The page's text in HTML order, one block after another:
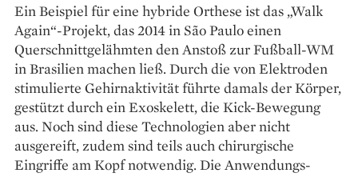
Ein Beispiel für eine hybride Orthese ist das „Walk
Again“-­Projekt, das 2014 in São Paulo einen
Querschnittgelähmten den Anstoß zur Fußball-WM
in Brasilien machen ließ. Durch die von Elektroden
stimulierte Gehirn­aktivität führte damals der Körper,
gestützt durch ein Exoskelett, die Kick-Bewegung
aus. Noch sind diese Technologien aber nicht
ausgereift, zudem sind teils auch chi­rurgische
Eingriffe am Kopf notwendig. Die Anwendungs­